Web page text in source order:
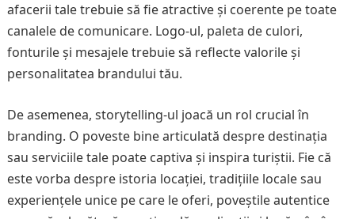
afacerii tale trebuie să fie atractive și coerente pe toate
canalele de comunicare. Logo-ul, paleta de culori,
fonturile și mesajele trebuie să reflecte valorile și
personalitatea brandului tău.
De asemenea, storytelling-ul joacă un rol crucial în
branding. O poveste bine articulată despre destinația
sau serviciile tale poate captiva și inspira turiștii. Fie că
este vorba despre istoria locației, tradițiile locale sau
experiențele unice pe care le oferi, poveștile autentice